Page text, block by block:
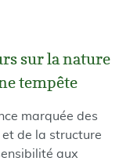
sur la nature
tempête
marquée des
et de la structure
aux